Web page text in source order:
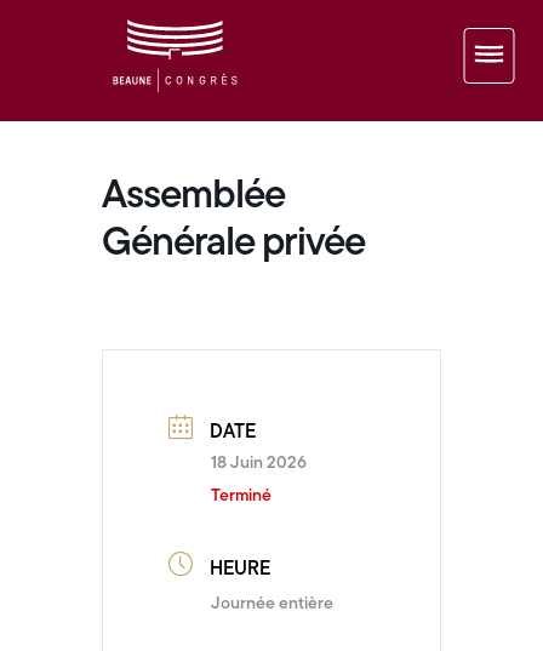
Assemblée
Générale privée
DATE
18 Juin 2026
Terminé
HEURE
Journée entière